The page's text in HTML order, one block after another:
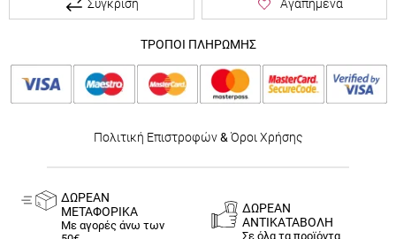
Σύγκριση Αγαπημένα
ΤΡΟΠΟΙ ΠΛΗΡΩΜΗΣ
Πολιτική Επιστροφών& Όροι Χρήσης
ΔΩΡΕΑΝ
ΜΕΤΑΦΟΡΙΚΑ
Με αγορές άνω των
ΔΩΡΕΑΝ
ΑΝΤΙΚΑΤΑΒΟΛΗ
Σε όλα τα προϊόντα